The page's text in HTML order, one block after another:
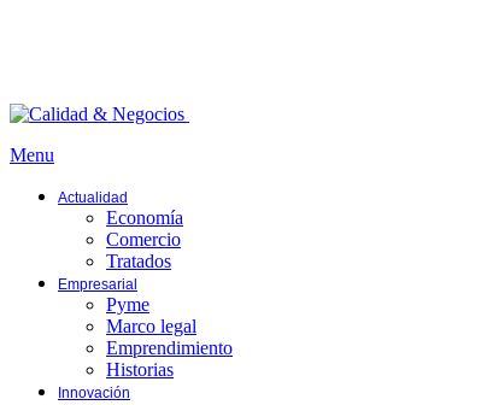
Menu
Actualidad
Economía
Comercio
Tratados
Empresarial
Pyme
Marco legal
Emprendimiento
Historias
Innovación